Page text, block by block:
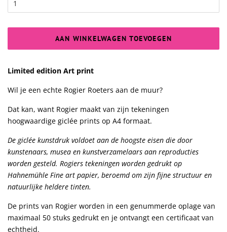
AAN WINKELWAGEN TOEVOEGEN
Limited edition Art print
Wil je een echte Rogier Roeters aan de muur?
Dat kan, want Rogier maakt van zijn tekeningen
hoogwaardige giclée prints op A4 formaat.
De giclée kunstdruk voldoet aan de hoogste eisen die door
kunstenaars, musea en kunstverzamelaars aan reproducties
worden gesteld. Rogiers tekeningen worden gedrukt op
Hahnemühle Fine art papier, beroemd om zijn fijne structuur en
natuurlijke heldere tinten.
De prints van Rogier worden in een genummerde oplage van
maximaal 50 stuks gedrukt en je ontvangt een certificaat van
echtheid.